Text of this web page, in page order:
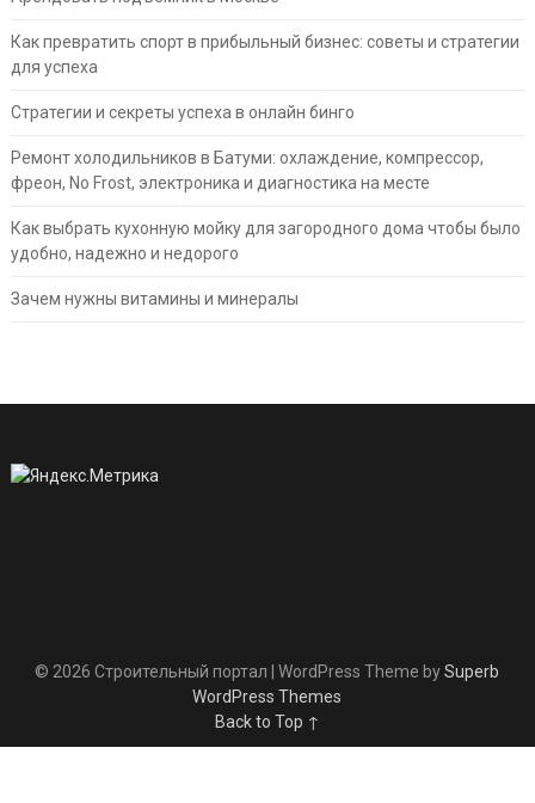
Как превратить спорт в прибыльный бизнес: советы и стратегии
для успеха
Стратегии и секреты успеха в онлайн бинго
Ремонт холодильников в Батуми: охлаждение, компрессор,
фреон, No Frost, электроника и диагностика на месте
Как выбрать кухонную мойку для загородного дома чтобы было
удобно, надежно и недорого
Зачем нужны витамины и минералы
© 2026 Строительный портал | WordPress Theme bySuperb
WordPress Themes
Back to Top ↑